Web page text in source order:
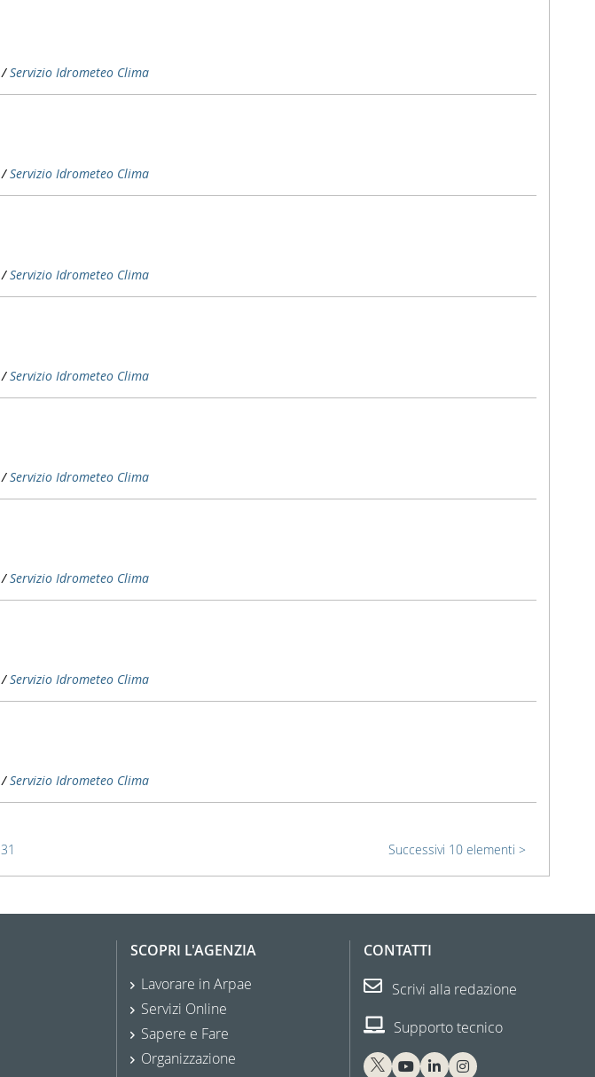
/Servizio Idrometeo Clima
/Servizio Idrometeo Clima
/Servizio Idrometeo Clima
/Servizio Idrometeo Clima
/Servizio Idrometeo Clima
/Servizio Idrometeo Clima
/Servizio Idrometeo Clima
/Servizio Idrometeo Clima
31 Successivi 10 elementi
SCOPRI L'AGENZIA
Lavorare in Arpae
Servizi Online
Sapere e Fare
Organizzazione
CONTATTI
Scrivi alla redazione
Supporto tecnico